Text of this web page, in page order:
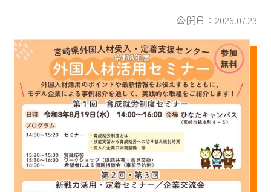
公開日：2026.07.23